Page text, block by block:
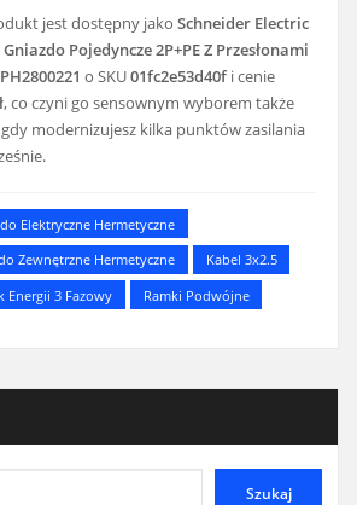
jest dostępny jakoSchneider Electric
Pojedyncze 2P+PE Z Przesłonami
o SKU01fc2e53d40f i cenie
, co czyni go sensownym wyborem także
modernizujesz kilka punktów zasilania
Elektryczne Hermetyczne
Zewnętrzne Hermetyczne
Kabel 3x2.5
Energii 3 Fazowy
Ramki Podwójne
Szukaj